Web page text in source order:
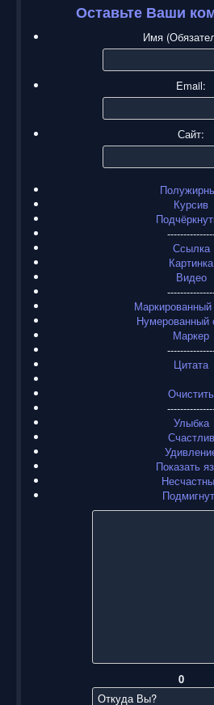
Оставьте Ваши
Имя
Email:
Сайт:
Курсив
Ссылка
Картинка
Видео
Маркированный
Нумерованный
Маркер
Цитата
Очистить
Улыбка
Счастлив
Показать
0